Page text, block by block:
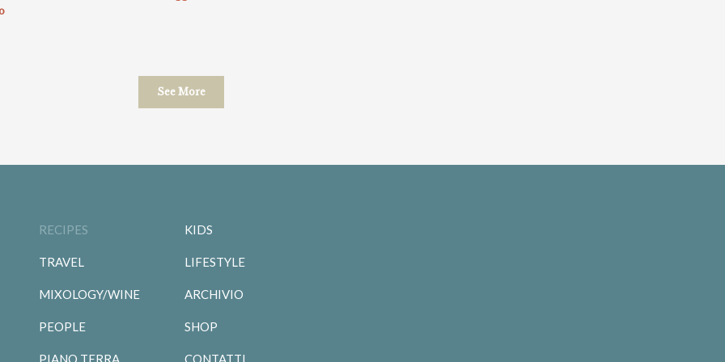
See More
RECIPES
TRAVEL
MIXOLOGY/WINE
PEOPLE
PIANO TERRA
KIDS
LIFESTYLE
ARCHIVIO
SHOP
CONTATTI